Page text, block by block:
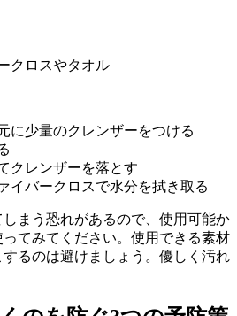
クロスやタオル
に少量のクレンザーをつける
クレンザーを落とす
イバークロスで水分を拭き取る
まう恐れがあるので、使用可能か
てみてください。使用できる素材
るのは避けましょう。優しく汚れ